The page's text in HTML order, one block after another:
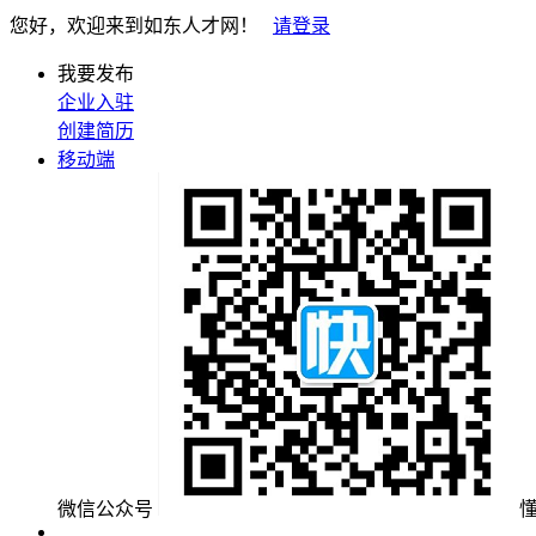
您好，欢迎来到如东人才网！ 请登录
我要发布
企业入驻
创建简历
移动端
微信公众号